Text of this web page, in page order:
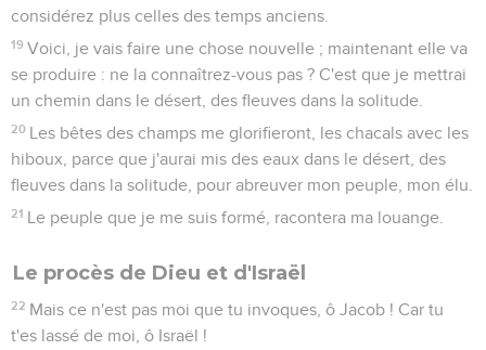
considérez plus celles des temps anciens.
19 Voici, je vais faire une chose nouvelle ; maintenant elle va
se produire : ne la connaîtrez-vous pas ? C'est que je mettrai
un chemin dans le désert, des fleuves dans la solitude.
20 Les bêtes des champs me glorifieront, les chacals avec les
hiboux, parce que j'aurai mis des eaux dans le désert, des
fleuves dans la solitude, pour abreuver mon peuple, mon élu.
21 Le peuple que je me suis formé, racontera ma louange.
Le procès de Dieu et d'Israël
22 Mais ce n'est pas moi que tu invoques, ô Jacob ! Car tu
t'es lassé de moi, ô Israël !